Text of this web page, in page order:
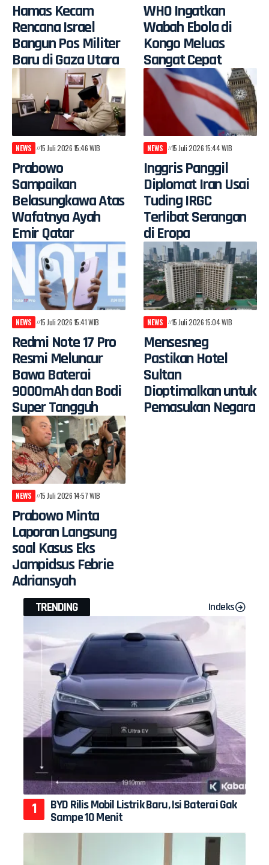
Hamas Kecam
Rencana Israel
Bangun Pos Militer
Baru di Gaza Utara
WHO Ingatkan
Wabah Ebola di
Kongo Meluas
Sangat Cepat
NEWS 15 Juli 2026 15:46 WIB
Prabowo
Sampaikan
Belasungkawa Atas
Wafatnya Ayah
Emir Qatar
NEWS 15 Juli 2026 15:44 WIB
Inggris Panggil
Diplomat Iran Usai
Tuding IRGC
Terlibat Serangan
di Eropa
NEWS 15 Juli 2026 15:41 WIB
Redmi Note 17 Pro
Resmi Meluncur
Bawa Baterai
9000mAh dan Bodi
Super Tangguh
NEWS 15 Juli 2026 15:04 WIB
Mensesneg
Pastikan Hotel
Sultan
Dioptimalkan untuk
Pemasukan Negara
NEWS 15 Juli 2026 14:57 WIB
Prabowo Minta
Laporan Langsung
soal Kasus Eks
Jampidsus Febrie
Adriansyah
TRENDING Indeks
BYD Rilis Mobil Listrik Baru, Isi Baterai Gak
Sampe 10 Menit